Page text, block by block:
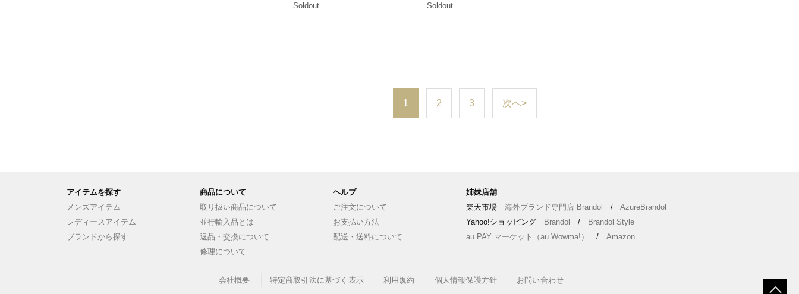
Soldout
Soldout
1 2 3 次へ>
アイテムを探す
メンズアイテム
レディースアイテム
ブランドから探す
商品について
取り扱い商品について
並行輸入品とは
返品・交換について
修理について
ヘルプ
ご注文について
お支払い方法
配送・送料について
姉妹店舗
楽天市場 海外ブランド専門店 Brandol / AzureBrandol
Yahoo!ショッピング
Brandol /
Brandol Style
au PAY マーケット（au Wowma!）
/ Amazon
会社概要 特定商取引法に基づく表示 利用規約 個人情報保護方針 お問い合わせ